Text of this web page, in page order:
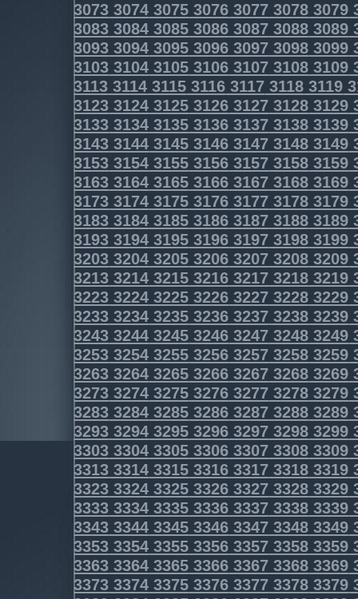
3073 3074 3075 3076 3077 3078 3079
3083 3084 3085 3086 3087 3088 3089
3093 3094 3095 3096 3097 3098 3099
3103 3104 3105 3106 3107 3108 3109
3113 3114 3115 3116 3117 3118 3119
3123 3124 3125 3126 3127 3128 3129
3133 3134 3135 3136 3137 3138 3139
3143 3144 3145 3146 3147 3148 3149
3153 3154 3155 3156 3157 3158 3159
3163 3164 3165 3166 3167 3168 3169
3173 3174 3175 3176 3177 3178 3179
3183 3184 3185 3186 3187 3188 3189
3193 3194 3195 3196 3197 3198 3199
3203 3204 3205 3206 3207 3208 3209
3213 3214 3215 3216 3217 3218 3219
3223 3224 3225 3226 3227 3228 3229
3233 3234 3235 3236 3237 3238 3239
3243 3244 3245 3246 3247 3248 3249
3253 3254 3255 3256 3257 3258 3259
3263 3264 3265 3266 3267 3268 3269
3273 3274 3275 3276 3277 3278 3279
3283 3284 3285 3286 3287 3288 3289
3293 3294 3295 3296 3297 3298 3299
3303 3304 3305 3306 3307 3308 3309
3313 3314 3315 3316 3317 3318 3319
3323 3324 3325 3326 3327 3328 3329
3333 3334 3335 3336 3337 3338 3339
3343 3344 3345 3346 3347 3348 3349
3353 3354 3355 3356 3357 3358 3359
3363 3364 3365 3366 3367 3368 3369
3373 3374 3375 3376 3377 3378 3379